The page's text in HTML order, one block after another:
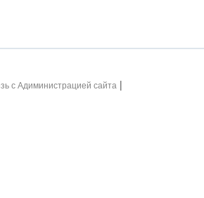
с Адиминистрацией сайта |